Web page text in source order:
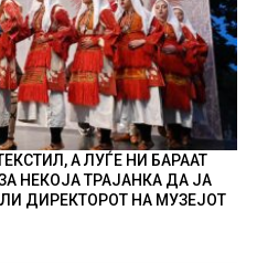
А ЛУЃЕ НИ БАРААТ
НЕКОЈА ТРАЈАНКА ДА ЈА
ДИРЕКТОРОТ НА МУЗЕЈОТ